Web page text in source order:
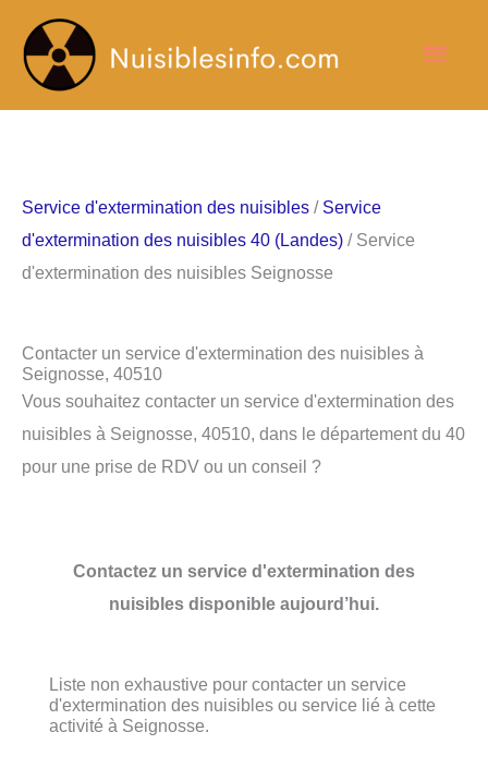
contenu
Service d'extermination des nuisibles / Service
d'extermination des nuisibles 40 (Landes) / Service
d'extermination des nuisibles Seignosse
Contacter un service d'extermination des nuisibles à
Seignosse, 40510
Vous souhaitez contacter un service d'extermination des
nuisibles à Seignosse, 40510, dans le département du 40
pour une prise de RDV ou un conseil ?
Contactez un service d'extermination des
nuisibles disponible aujourd’hui.
Liste non exhaustive pour contacter un service
d'extermination des nuisibles ou service lié à cette
activité à Seignosse.